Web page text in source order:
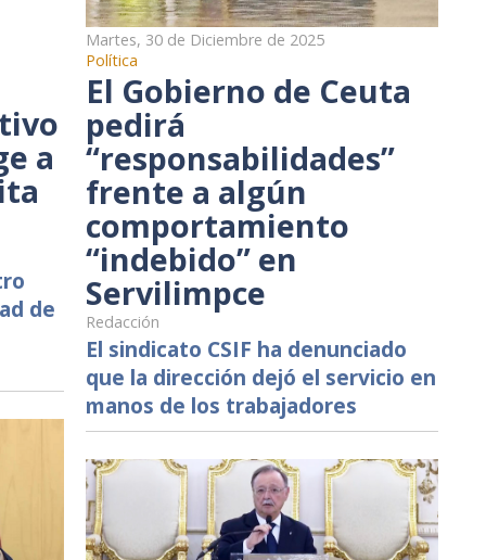
a
de
Martes, 30 de Diciembre de 2025
Política
El Gobierno de Ceuta
pedirá
“responsabilidades”
frente a algún
comportamiento
“indebido” en
Servilimpce
Redacción
El sindicato CSIF ha denunciado
que la dirección dejó el servicio en
manos de los trabajadores